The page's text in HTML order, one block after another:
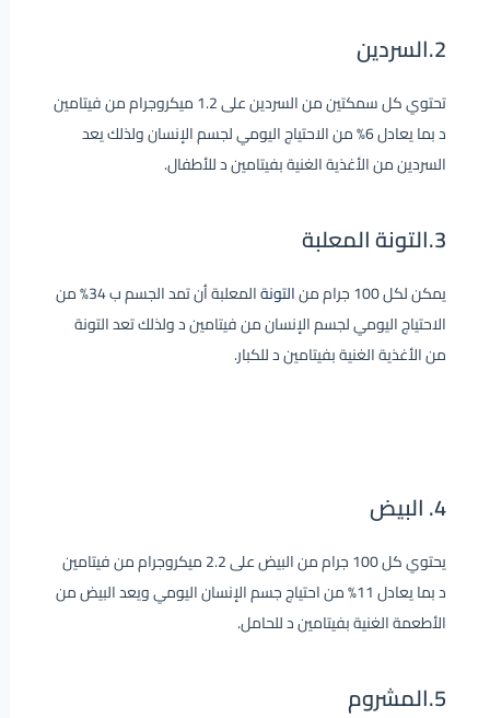
2.السردين
تحتوي كل سمكتين من السردين على 1.2 ميكروجرام من فيتامين
د بما يعادل 6% من الاحتياج اليومي لجسم الإنسان ولذلك يعد
السردين من الأغذية الغنية بفيتامين د للأطفال.
3.التونة المعلبة
يمكن لكل 100 جرام من التونة
المعلبة أن تمد الجسم ب 34% من
الاحتياج اليومي لجسم الإنسان من فيتامين د ولذلك تعد التونة
من الأغذية الغنية بفيتامين د للكبار.
4. البيض
يحتوي كل 100 جرام من البيض على 2.2 ميكروجرام من فيتامين
د بما يعادل 11% من احتياج جسم الإنسان اليومي ويعد البيض من
الأطعمة الغنية بفيتامين د للحامل.
5.المشروم